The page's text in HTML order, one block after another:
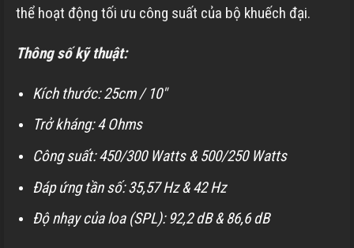
thể hoạt động tối ưu công suất của bộ khuếch đại.
Thông số kỹ thuật:
Kích thước: 25cm / 10″
Trở kháng: 4 Ohms
Công suất: 450/300 Watts & 500/250 Watts
Đáp ứng tần số: 35,57 Hz & 42 Hz
Độ nhạy của loa (SPL): 92,2 dB & 86,6 dB